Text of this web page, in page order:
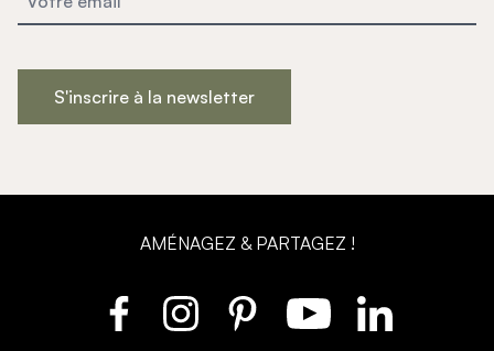
S'inscrire à la newsletter
AMÉNAGEZ & PARTAGEZ !